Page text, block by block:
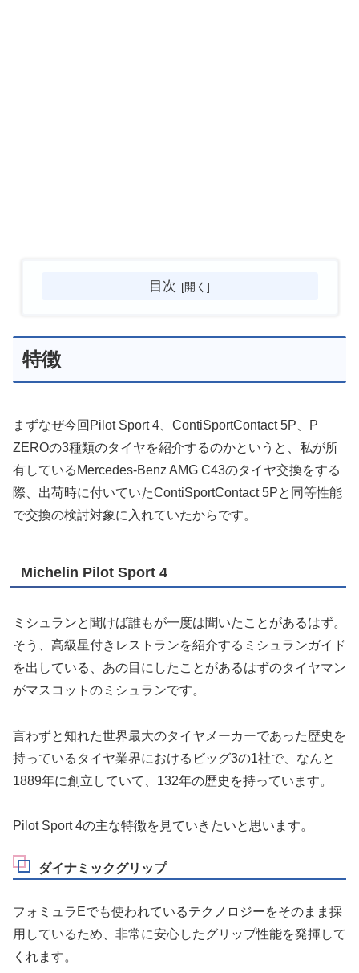
目次
特徴
まずなぜ今回Pilot Sport 4、ContiSportContact 5P、P
ZEROの3種類のタイヤを紹介するのかというと、私が所
有しているMercedes-Benz AMG C43のタイヤ交換をする
際、出荷時に付いていたContiSportContact 5Pと同等性能
で交換の検討対象に入れていたからです。
Michelin Pilot Sport 4
ミシュランと聞けば誰もが一度は聞いたことがあるはず。
そう、高級星付きレストランを紹介するミシュランガイド
を出している、あの目にしたことがあるはずのタイヤマン
がマスコットのミシュランです。
言わずと知れた世界最大のタイヤメーカーであった歴史を
持っているタイヤ業界におけるビッグ3の1社で、なんと
1889年に創立していて、132年の歴史を持っています。
Pilot Sport 4の主な特徴を見ていきたいと思います。
ダイナミックグリップ
フォミュラEでも使われているテクノロジーをそのまま採
用しているため、非常に安心したグリップ性能を発揮して
くれます。